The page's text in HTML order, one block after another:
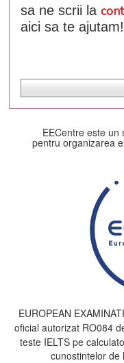
sa ne scrii la
aici sa te ajutam!
EECentre este un
pentru organizarea
EUROPEAN
oficial autorizat RO084
teste IELTS pe
cunostintelor de